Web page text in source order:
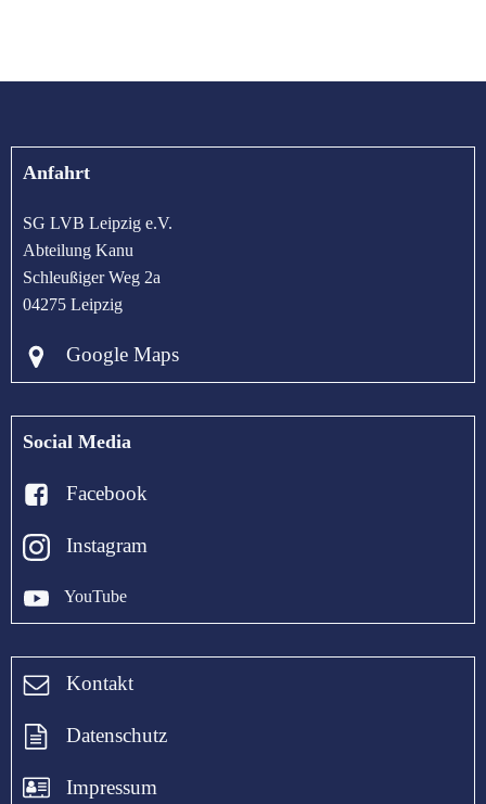
Anfahrt
SG LVB Leipzig e.V.
Abteilung Kanu
Schleußiger Weg 2a
04275 Leipzig
Google Maps
Social Media
Facebook
Instagram
YouTube
Kontakt
Datenschutz
Impressum